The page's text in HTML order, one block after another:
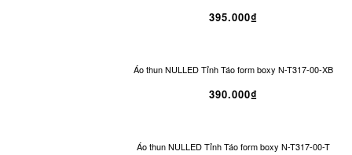
395.000₫
Áo thun NULLED Tỉnh Táo form boxy N-T317-00-XB
390.000₫
Áo thun NULLED Tỉnh Táo form boxy N-T317-00-T